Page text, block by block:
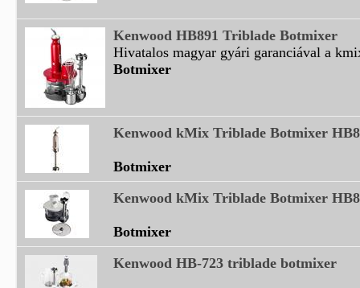
Kenwood HB891 Triblade Botmixer
Hivatalos magyar gyári garanciával a
Botmixer
Kenwood kMix Triblade Botmixer
Botmixer
Kenwood kMix Triblade Botmixer
Botmixer
Kenwood HB-723 triblade botmixer